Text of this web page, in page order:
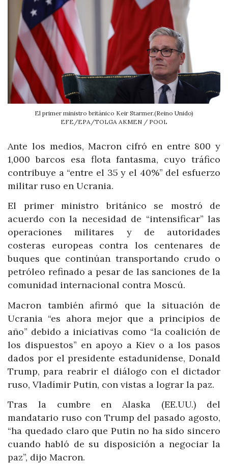
El primer ministro británico Keir Starmer.(Reino Unido)
EFE/EPA/TOLGA AKMEN / POOL
Ante los medios, Macron cifró en entre 800 y
1,000 barcos esa flota fantasma, cuyo tráfico
contribuye a “entre el 35 y el 40%” del esfuerzo
militar ruso en Ucrania.
El primer ministro británico se mostró de
acuerdo con la necesidad de “intensificar” las
operaciones militares y de autoridades
costeras europeas contra los centenares de
buques que continúan transportando crudo o
petróleo refinado a pesar de las sanciones de la
comunidad internacional contra Moscú.
Macron también afirmó que la situación de
Ucrania “es ahora mejor que a principios de
año” debido a iniciativas como “la coalición de
los dispuestos” en apoyo a Kiev o a los pasos
dados por el presidente estadunidense, Donald
Trump, para reabrir el diálogo con el dictador
ruso, Vladímir Putin, con vistas a lograr la paz.
Tras la cumbre en Alaska (EE.UU.) del
mandatario ruso con Trump del pasado agosto,
“ha quedado claro que Putin no ha sido sincero
cuando habló de su disposición a negociar la
paz”, dijo Macron.